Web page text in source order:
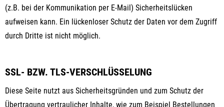
(z.B. bei der Kommunikation per E-Mail) Sicherheitslücken
aufweisen kann. Ein lückenloser Schutz der Daten vor dem Zugriff
durch Dritte ist nicht möglich.
SSL- BZW. TLS-VERSCHLÜSSELUNG
Diese Seite nutzt aus Sicherheitsgründen und zum Schutz der
Übertragung vertraulicher Inhalte, wie zum Beispiel Bestellungen